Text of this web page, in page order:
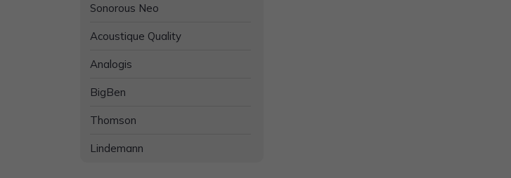
Sonorous Neo
Acoustique Quality
Analogis
BigBen
Thomson
Lindemann